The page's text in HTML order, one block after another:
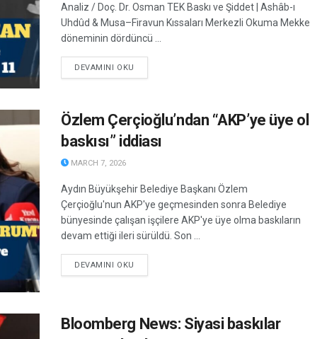
Analiz / Doç. Dr. Osman TEK Baskı ve Şiddet | Ashâb-ı
Uhdûd & Musa–Firavun Kıssaları Merkezli Okuma Mekke
döneminin dördüncü ...
DEVAMINI OKU
Özlem Çerçioğlu’ndan “AKP’ye üye ol
baskısı” iddiası
MARCH 7, 2026
Aydın Büyükşehir Belediye Başkanı Özlem
Çerçioğlu'nun AKP'ye geçmesinden sonra Belediye
bünyesinde çalışan işçilere AKP'ye üye olma baskıların
devam ettiği ileri sürüldü. Son ...
DEVAMINI OKU
Bloomberg News: Siyasi baskılar